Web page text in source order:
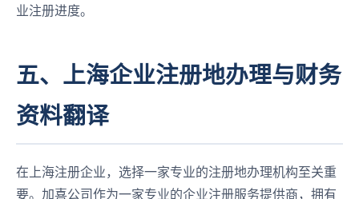
业注册进度。
五、上海企业注册地办理与财务
资料翻译
在上海注册企业，选择一家专业的注册地办理机构至关重
要。加喜公司作为一家专业的企业注册服务提供商，拥有